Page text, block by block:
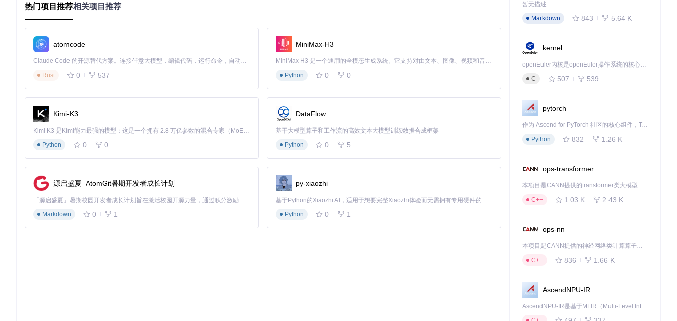
智能自动化多代理协作框架
这种架构实现了"感知-决策-执行-反思"的闭环，使系统能够处理诸如跨应用数据迁移、多步骤电商操作等复杂场景。每个代理模块专注于特定功能，通过
标准化接口协作，既保证了模块独立性，又实现了整体智能。
如何将理论架构转化为实际操作？Mobile-Agent提供了简洁的任务启动接口。以v3版本为例，通过指定ADB路径、API密钥和任务指令，即可启动自动化
📌 当需要执行具体自动化任务时，使用以下命令：
cd Mobile-Agent-v3/mobile_v3
python run_mobileagentv3.py \
    --api_key
"your_api_key"
    --instruction
"在购物App中搜索并收藏价格低于200元的无线耳机" # 自然语言任务指令
系统会自动完成界面分析、元素定位、操作执行和结果验证的全流程。特别值得注意的是，Mobile-Agent采用基于GUI-Owl模型的视觉理解技术，能够直
接"看懂"屏幕内容而非依赖固定坐标，大幅提升了操作鲁棒性。
3. 智能设备自动化技术如何创造商业价值？
3.1 技术性能优势量化分析
热门项目推荐相关项目推荐
atomcode
Claude Code 的开源替代方案。连接任意大模型，编辑代码，运行命令，自动验证 — 全自动执行。用 Rust 构建，极致性能。 ｜ An open-source alternative to Claude Code. Connect any LLM, edit code, run commands, and verify changes — autonomously. Built in Rust for speed. Get Started
Rust
0 537
MiniMax-H3
MiniMax H3 是一个通用的全模态生成系统。它支持对由文本、图像、视频和音频组成的多模态上下文进行统一理解，并能生成分辨率高达 2K、时长可达 15 秒的带原生立体声音频的视频。得益于面向任务泛化的系统设计，H3 在预训练阶段就已具备广泛的多模态上下文理解与生成能力，能够出色地执行复杂的多模态指令。
Python
0 0
Kimi-K3
Kimi K3 是Kimi能力最强的模型：这是一个拥有 2.8 万亿参数的混合专家（MoE）模型，具备原生视觉理解能力，并支持 100 万 token 的上下文窗口。
Python
0 0
DataFlow
基于大模型算子和工作流的高效文本大模型训练数据合成框架
Python
0 5
源启盛夏_AtomGit暑期开发者成长计划
「源启盛夏」暑期校园开发者成长计划旨在激活校园开源力量，通过积分激励、认证扶持、资源倾斜等形式，引导高校组织和开发者完成「入驻 — 建项目 — 做贡献 — 获认证 — 得资源」的完整闭环。无论你是想带领社团入驻平台的组织者，还是希望用代码贡献证明自己的开发者，都能在这里找到属于你的成长路径。
Markdown
0 1
py-xiaozhi
基于Python的Xiaozhi AI，适用于想要完整Xiaozhi体验而无需拥有专用硬件的用户。
Python
0 1
暂无描述
Markdown
843 5.64 K
kernel
openEuler内核是openEuler操作系统的核心，既是系统性能与稳定性的基石，也是连接处理器、设备与服务的桥梁。
C
507 539
pytorch
作为 Ascend for PyTorch 社区的核心组件，TorchNPU 是昇腾专为 PyTorch 打造的深度学习适配插件，使 PyTorch 框架能够直接调用昇腾 NPU，为开发者提供昇腾 AI 处理器的超强算力。
Python
832 1.26 K
ops-transformer
本项目是CANN提供的transformer类大模型算子库，实现网络在NPU上加速计算。
C++
1.03 K 2.43 K
ops-nn
本项目是CANN提供的神经网络类计算算子库，实现网络在NPU上加速计算。
C++
836 1.66 K
AscendNPU-IR
AscendNPU-IR是基于MLIR（Multi-Level Intermediate Representation）构建的，面向昇腾亲和算子编译时使用的中间表示，提供昇腾完备表达能力，通过编译优化提升昇腾AI处理器计算效率，支持通过生态框架使能昇腾AI处理器与深度调优